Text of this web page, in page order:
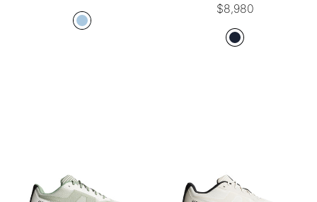
價
正
價
$8,980